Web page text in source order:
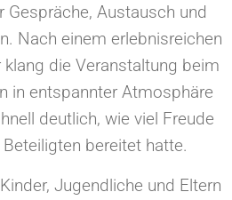
Gespräche, Austausch und
Nach einem erlebnisreichen
die Veranstaltung beim
in entspannter Atmosphäre
deutlich, wie viel Freude
bereitet hatte.
Jugendliche und Eltern